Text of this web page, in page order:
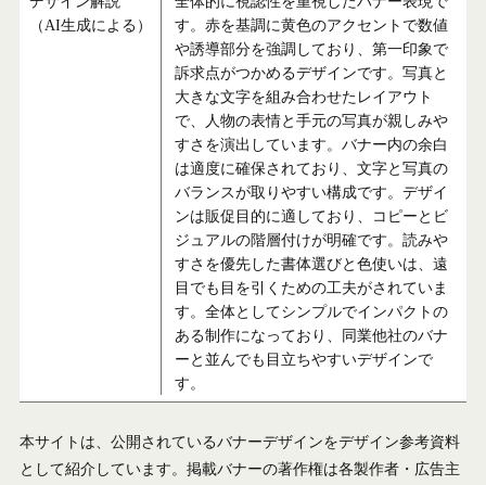
（AI生成による）
す。赤を基調に黄色のアクセントで数値
や誘導部分を強調しており、第一印象で
訴求点がつかめるデザインです。写真と
大きな文字を組み合わせたレイアウト
で、人物の表情と手元の写真が親しみや
すさを演出しています。バナー内の余白
は適度に確保されており、文字と写真の
バランスが取りやすい構成です。デザイ
ンは販促目的に適しており、コピーとビ
ジュアルの階層付けが明確です。読みや
すさを優先した書体選びと色使いは、遠
目でも目を引くための工夫がされていま
す。全体としてシンプルでインパクトの
ある制作になっており、同業他社のバナ
ーと並んでも目立ちやすいデザインで
す。
本サイトは、公開されているバナーデザインをデザイン参考資料
として紹介しています。掲載バナーの著作権は各製作者・広告主